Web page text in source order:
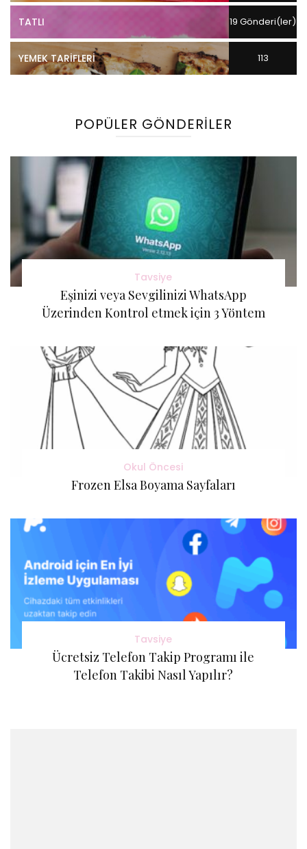
TATLI 19 Gönderi(ler)
YEMEK TARIFLERI 113
POPÜLER GÖNDERILER
Tavsiye
Eşinizi veya Sevgilinizi WhatsApp
Üzerinden Kontrol etmek için 3 Yöntem
Okul Öncesi
Frozen Elsa Boyama Sayfaları
Tavsiye
Ücretsiz Telefon Takip Programı ile
Telefon Takibi Nasıl Yapılır?